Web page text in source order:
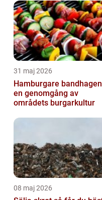
31 maj 2026
Hamburgare bandhagen
en genomgång av
områdets burgarkultur
08 maj 2026